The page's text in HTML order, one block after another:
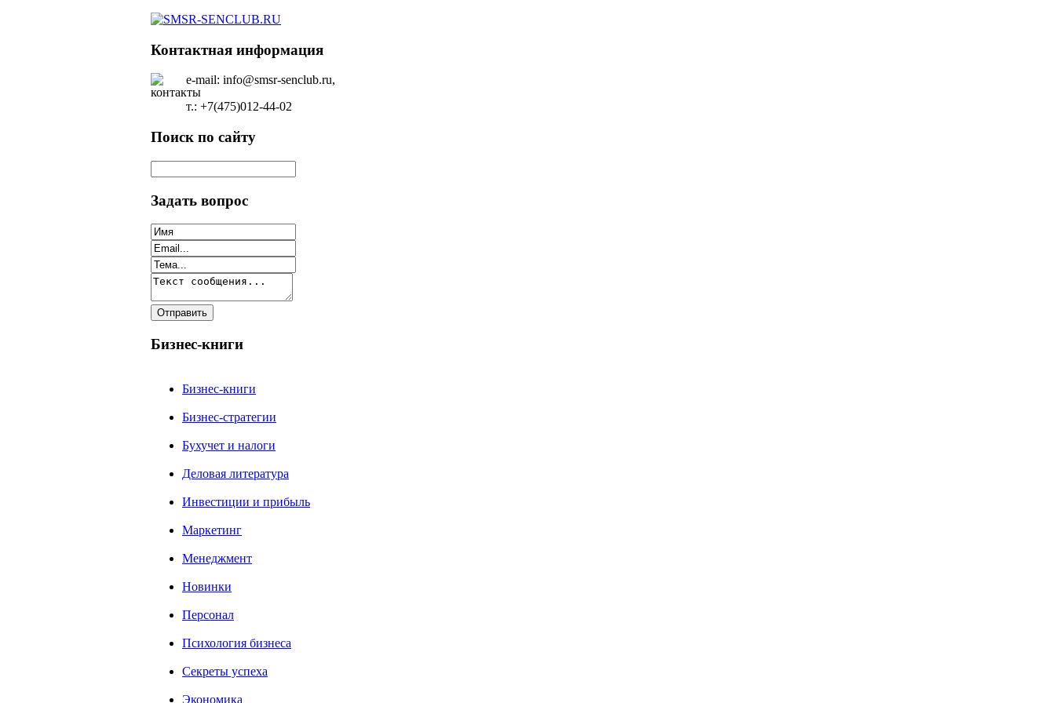
Контактная информация
e-mail: info@smsr-senclub.ru,
т.: +7(475)012-44-02
Поиск по сайту
Задать вопрос
Бизнес-книги
Бизнес-книги
Бизнес-стратегии
Бухучет и налоги
Деловая литература
Инвестиции и прибыль
Маркетинг
Менеджмент
Новинки
Персонал
Психология бизнеса
Секреты успеха
Экономика